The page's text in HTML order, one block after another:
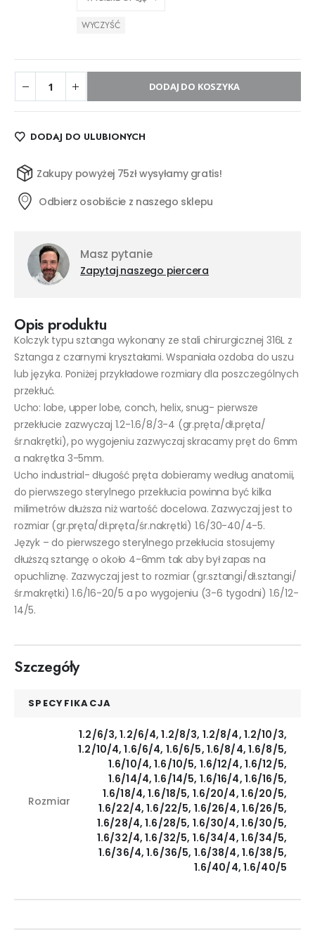
WYCZYŚĆ
DODAJ DO KOSZYKA
DODAJ DO ULUBIONYCH
Zakupy powyżej 75zł wysyłamy gratis!
Odbierz osobiście z naszego sklepu
Masz pytanie
Zapytaj naszego piercera
Opis produktu
Kolczyk typu sztanga wykonany ze stali chirurgicznej 316L z
Sztanga z czarnymi kryształami. Wspaniała ozdoba do uszu
lub języka. Poniżej przykładowe rozmiary dla poszczególnych
przekłuć.
Ucho: lobe, upper lobe, conch, helix, snug- pierwsze
przekłucie zazwyczaj 1.2-1.6/8/3-4 (gr.pręta/dł.pręta/
śr.nakrętki), po wygojeniu zazwyczaj skracamy pręt do 6mm
a nakrętka 3-5mm.
Ucho industrial- długość pręta dobieramy według anatomii,
do pierwszego sterylnego przekłucia powinna być kilka
milimetrów dłuższa niż wartość docelowa. Zazwyczaj jest to
rozmiar (gr.pręta/dł.pręta/śr.nakrętki) 1.6/30-40/4-5.
Język – do pierwszego sterylnego przekłucia stosujemy
dłuższą sztangę o około 4-6mm tak aby był zapas na
opuchliznę. Zazwyczaj jest to rozmiar (gr.sztangi/dł.sztangi/
śr.makrętki) 1.6/16-20/5 a po wygojeniu (3-6 tygodni) 1.6/12-
14/5.
Szczegóły
SPECYFIKACJA
Rozmiar
1.2/6/3, 1.2/6/4, 1.2/8/3, 1.2/8/4, 1.2/10/3,
1.2/10/4, 1.6/6/4, 1.6/6/5, 1.6/8/4, 1.6/8/5,
1.6/10/4, 1.6/10/5, 1.6/12/4, 1.6/12/5,
1.6/14/4, 1.6/14/5, 1.6/16/4, 1.6/16/5,
1.6/18/4, 1.6/18/5, 1.6/20/4, 1.6/20/5,
1.6/22/4, 1.6/22/5, 1.6/26/4, 1.6/26/5,
1.6/28/4, 1.6/28/5, 1.6/30/4, 1.6/30/5,
1.6/32/4, 1.6/32/5, 1.6/34/4, 1.6/34/5,
1.6/36/4, 1.6/36/5, 1.6/38/4, 1.6/38/5,
1.6/40/4, 1.6/40/5